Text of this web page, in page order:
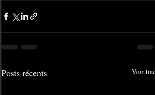
Posts récents Voir tout